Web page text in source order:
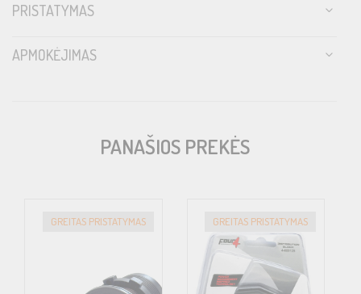
PRISTATYMAS
APMOKĖJIMAS
PANAŠIOS PREKĖS
GREITAS PRISTATYMAS GREITAS PRISTATYMAS